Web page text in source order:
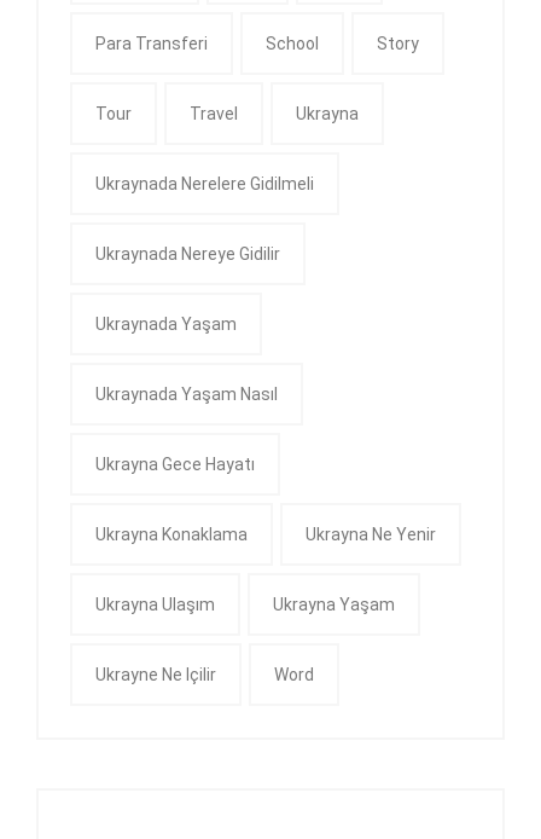
Para Transferi School Story
Tour Travel Ukrayna
Ukraynada Nerelere Gidilmeli
Ukraynada Nereye Gidilir
Ukraynada Yaşam
Ukraynada Yaşam Nasıl
Ukrayna Gece Hayatı
Ukrayna Konaklama Ukrayna Ne Yenir
Ukrayna Ulaşım Ukrayna Yaşam
Ukrayne Ne Içilir Word